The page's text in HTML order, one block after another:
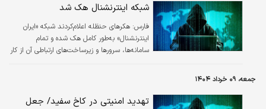
شبکه اینترنشنال هک شد
فارس: هکرهای حنظله اعلام‌کردند شبکه «ایران
اینترنشنال» به‌طور کامل هک شده و تمام
سامانه‌ها، سرورها و زیرساخت‌های ارتباطی آن از کار
جمعه، ۰۹ خرداد ۱۴۰۴
تهدید امنیتی در کاخ سفید/ جعل